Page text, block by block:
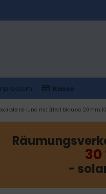
Kasse
rund mit Effekt blau ca. 20mm,
30
-